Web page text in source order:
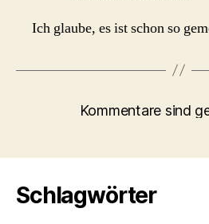
Ich glaube, es ist schon so
Kommentare sind
Schlagwörter